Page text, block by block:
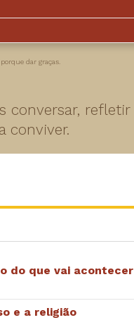
dar graças.
conversar, refletir
conviver.
do que vai acontecer
e a religião